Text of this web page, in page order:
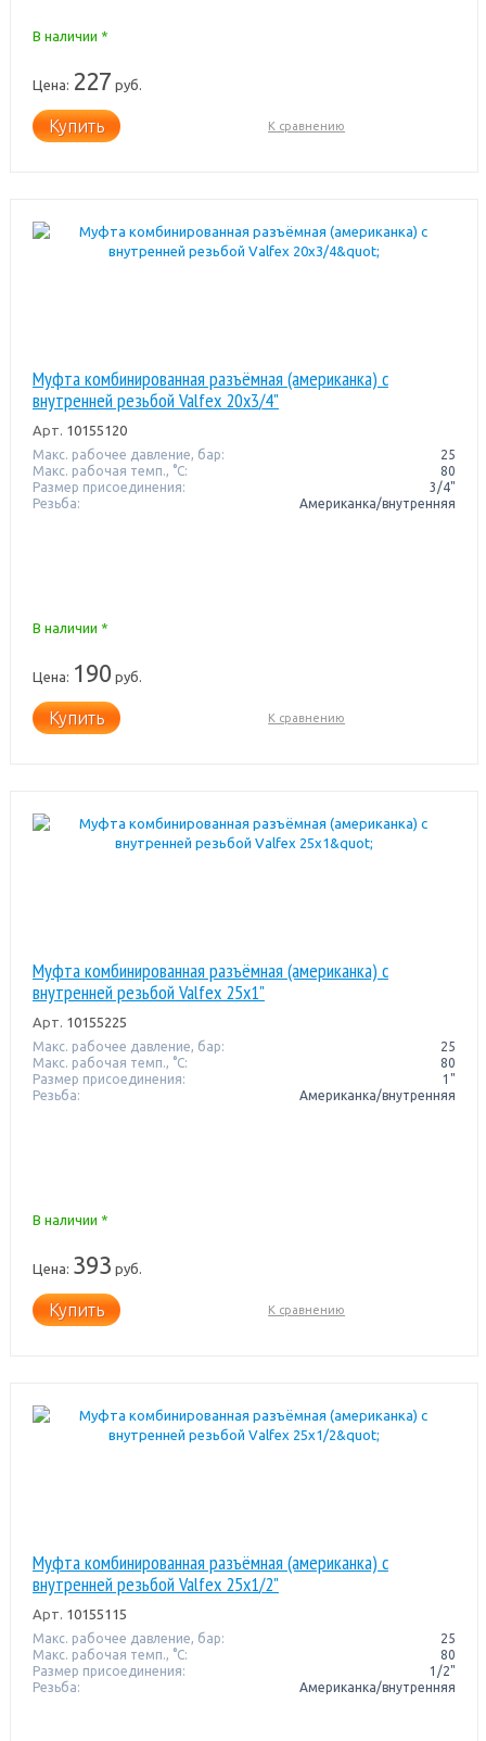
В наличии *
Цена: 227 руб.
Купить К сравнению
Муфта комбинированная разъёмная (американка) с
внутренней резьбой Valfex 20х3/4"
Арт. 10155120
Макс. рабочее давление, бар:
25
Макс. рабочая темп., °С:
80
Размер присоединения:
3/4"
Резьба:
Американка/внутренняя
В наличии *
Цена: 190 руб.
Купить К сравнению
Муфта комбинированная разъёмная (американка) с
внутренней резьбой Valfex 25x1"
Арт. 10155225
Макс. рабочее давление, бар:
25
Макс. рабочая темп., °С:
80
Размер присоединения:
1"
Резьба:
Американка/внутренняя
В наличии *
Цена: 393 руб.
Купить К сравнению
Муфта комбинированная разъёмная (американка) с
внутренней резьбой Valfex 25x1/2"
Арт. 10155115
Макс. рабочее давление, бар:
25
Макс. рабочая темп., °С:
80
Размер присоединения:
1/2"
Резьба:
Американка/внутренняя